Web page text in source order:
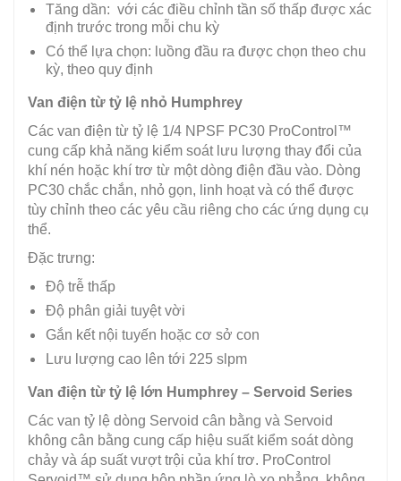
Tăng dần: với các điều chỉnh tần số thấp được xác
định trước trong mỗi chu kỳ
Có thể lựa chọn: luồng đầu ra được chọn theo chu
kỳ, theo quy định
Van điện từ tỷ lệ nhỏ Humphrey
Các van điện từ tỷ lệ 1/4 NPSF PC30 ProControl™
cung cấp khả năng kiểm soát lưu lượng thay đổi của
khí nén hoặc khí trơ từ một dòng điện đầu vào. Dòng
PC30 chắc chắn, nhỏ gọn, linh hoạt và có thể được
tùy chỉnh theo các yêu cầu riêng cho các ứng dụng cụ
thể.
Đặc trưng:
Độ trễ thấp
Độ phân giải tuyệt vời
Gắn kết nội tuyến hoặc cơ sở con
Lưu lượng cao lên tới 225 slpm
Van điện từ tỷ lệ lớn Humphrey – Servoid Series
Các van tỷ lệ dòng Servoid cân bằng và Servoid
không cân bằng cung cấp hiệu suất kiểm soát dòng
chảy và áp suất vượt trội của khí trơ. ProControl